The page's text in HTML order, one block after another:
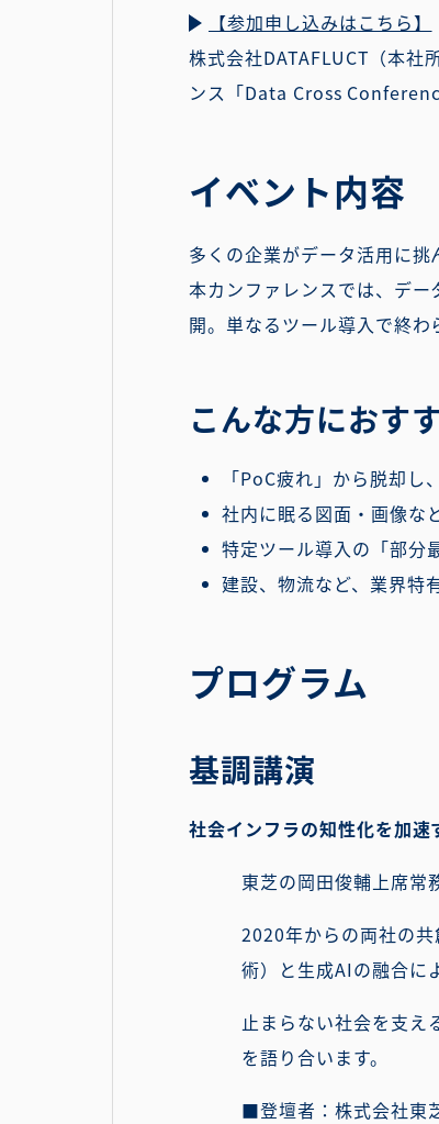
【参加申し込みはこちら】
株式会社DATAFLUCT（本社
ンス「Data Cross
イベント内容
多くの企業がデータ活用に挑
本カンファレンスでは、デ
開。単なるツール導入で終わ
こんな方におす
「PoC疲れ」から脱却
社内に眠る図面・画像な
特定ツール導入の「部分
建設、物流など、業界特
プログラム
基調講演
社会インフラの知性化を加
東芝の岡田俊輔上席常
2020年からの両社の
術）と生成AIの融合に
止まらない社会を支
を語り合います。
■登壇者：株式会社東